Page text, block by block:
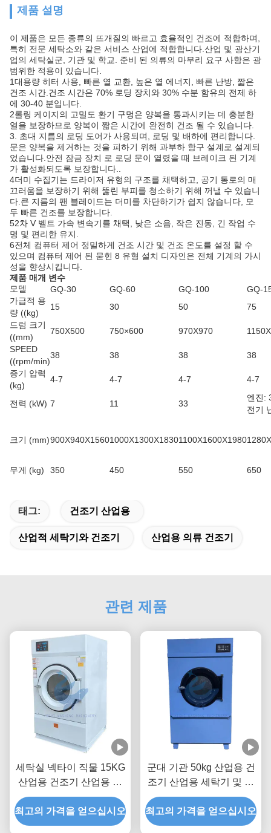
제품 설명
이 제품은 모든 종류의 뜨개질의 빠르고 효율적인 건조에 적합하며,
특히 전문 세탁소와 같은 서비스 산업에 적합합니다.산업 및 광산기
업의 세탁실군, 기관 및 학교. 준비 된 의류의 마무리 요구 사항은 광
범위한 적용이 있습니다.
1대용량 히터 사용, 빠른 열 교환, 높은 열 에너지, 빠른 난방, 짧은
건조 시간.건조 시간은 70% 로딩 장치와 30% 수분 함유의 전제 하
에 30-40 분입니다.
2롤링 케이지의 고밀도 환기 구멍은 양복을 통과시키는 데 충분한
열을 보장하므로 양복이 짧은 시간에 완전히 건조 될 수 있습니다.
3. 초대 지름의 로딩 도어가 사용되며, 로딩 및 배하에 편리합니다.
문은 양복을 제거하는 것을 피하기 위해 과부하 항구 설계로 설계되
었습니다.안전 잠금 장치 로 로딩 문이 열렸을 때 브레이크 된 기계
가 활성화되도록 보장합니다..
4더미 수집기는 드라이저 유형의 구조를 채택하고, 공기 통로의 매
끄러움을 보장하기 위해 뚫린 부피를 청소하기 위해 꺼낼 수 있습니
다.큰 지름의 팬 블레이드는 더미를 차단하기가 쉽지 않습니다, 모
두 빠른 건조를 보장합니다.
52차 V 벨트 가속 변속기를 채택, 낮은 소음, 작은 진동, 긴 작업 수
명 및 편리한 유지.
6전체 컴퓨터 제어 정밀하게 건조 시간 및 건조 온도를 설정 할 수
있으며 컴퓨터 제어 된 묻힌 8 유형 설치 디자인은 전체 기계의 가시
성을 향상시킵니다.
제품 매개 변수
모델
GQ-30 GQ-60 GQ-100
GQ-
가급적 용
량 ((kg)
15 30 50
75
드럼 크기
((mm)
750X500 750×600 970X970
SPEED
((rpm/min)
38 38 38
38
증기 압력
(kg)
4-7 4-7 4-7 4-7
전력 (kW) 7 11 33
엔진:
전기
크기 (mm)900X940X15601000X1300X18301100X1600X1980
무게 (kg) 350 450 550 650
태그: 건조기 산업용
산업적 세탁기와 건조기 산업용 의류 건조기
관련 제품
세탁실 넥타이 직물 15KG
산업용 건조기 산업용 크
기의 세탁기와 건조기
최고의 가격을 얻으십시오
군대 기관 50kg 산업용 건
조기 산업용 세탁기 및 건
조기
최고의 가격을 얻으십시오